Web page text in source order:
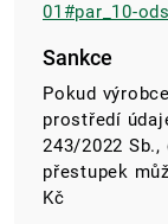
01#par_10-
Sankce
Pokud
prostředí
243/2022
přestupek
Kč